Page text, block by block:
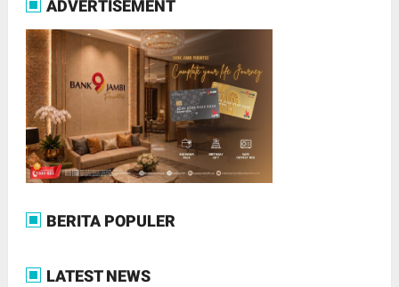
ADVERTISEMENT
BERITA POPULER
LATEST NEWS